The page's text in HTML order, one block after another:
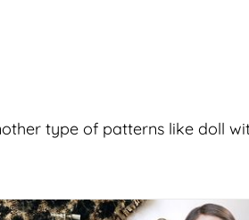
type of patterns like doll